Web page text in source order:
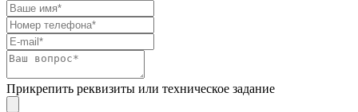
Прикрепить реквизиты или техническое задание